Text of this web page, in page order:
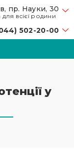
пр. Науки, 30
для всієї родини
502-20-00
у